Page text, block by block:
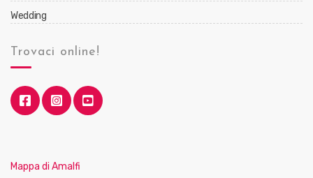
Wedding
Trovaci online!
Mappa di Amalfi